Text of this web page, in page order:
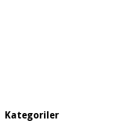
Kategoriler